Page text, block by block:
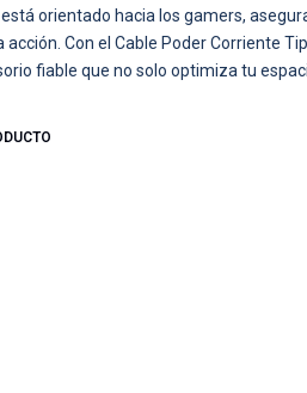
orientado hacia los gamers,
acción. Con el Cable Poder Corriente
fiable que no solo optimiza tu